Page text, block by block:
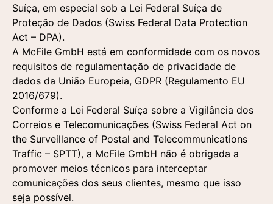
Suíça, em especial sob a Lei Federal Suíça de
Proteção de Dados (Swiss Federal Data Protection
Act – DPA).
A McFile GmbH está em conformidade com os novos
requisitos de regulamentação de privacidade de
dados da União Europeia, GDPR (Regulamento EU
2016/679).
Conforme a Lei Federal Suíça sobre a Vigilância dos
Correios e Telecomunicações (Swiss Federal Act on
the Surveillance of Postal and Telecommunications
Traffic – SPTT), a McFile GmbH não é obrigada a
promover meios técnicos para interceptar
comunicações dos seus clientes, mesmo que isso
seja possível.